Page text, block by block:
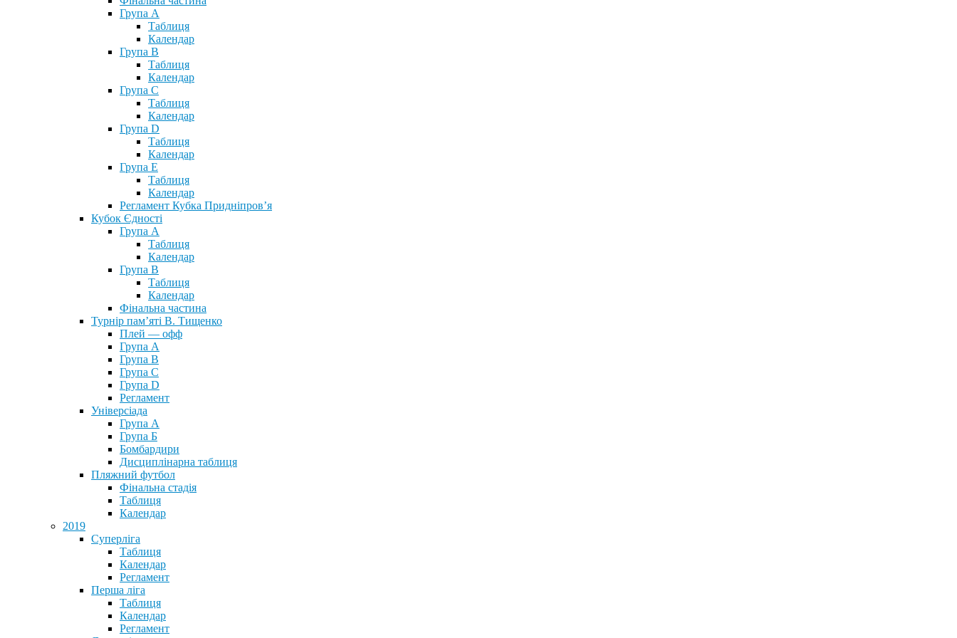
Група А
Таблиця
Календар
Група В
Таблиця
Календар
Група С
Таблиця
Календар
Група D
Таблиця
Календар
Група Е
Таблиця
Календар
Регламент Кубка Придніпров’я
Кубок Єдності
Група А
Таблиця
Календар
Група В
Таблиця
Календар
Фінальна частина
Турнір пам’яті В. Тищенко
Плей — офф
Група А
Група B
Група С
Група D
Регламент
Універсіада
Група А
Група Б
Бомбардири
Дисциплінарна таблиця
Пляжний футбол
Фінальна стадія
Таблиця
Календар
2019
Суперліга
Таблиця
Календар
Регламент
Перша ліга
Таблиця
Календар
Регламент